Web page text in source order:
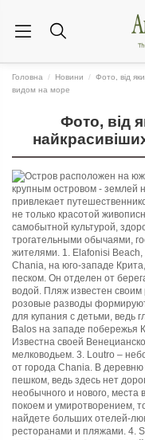
Головна Новини
Фото, від
видом на море
Фото, від